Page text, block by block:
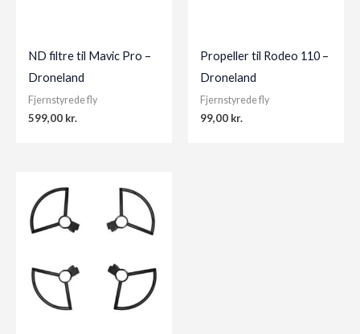
ND filtre til Mavic Pro –
Droneland
Fjernstyrede fly
599,00 kr.
Propeller til Rodeo 110 –
Droneland
Fjernstyrede fly
99,00 kr.